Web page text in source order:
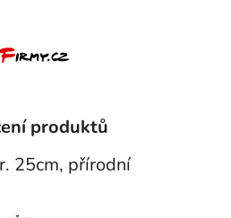
produktů
25cm, přírodní
5 z 5 hvězdiček.